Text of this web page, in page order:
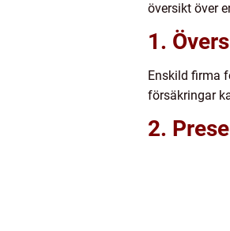
översikt över
1.
Enskild firma
försäkringar
2.